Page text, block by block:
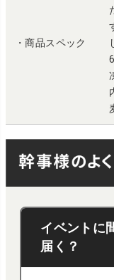
・商品スペック
イベントに
届く？